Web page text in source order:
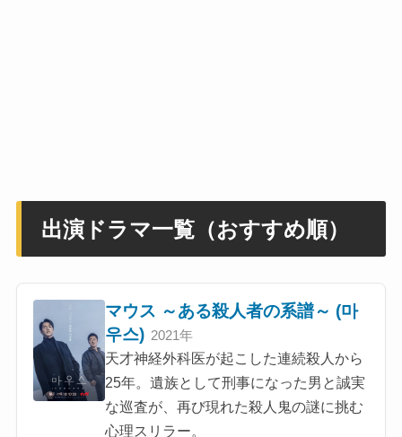
出演ドラマ一覧（おすすめ順）
マウス ～ある殺人者の系譜～ (마
우스) 2021年
天才神経外科医が起こした連続殺人から
25年。遺族として刑事になった男と誠実
な巡査が、再び現れた殺人鬼の謎に挑む
心理スリラー。